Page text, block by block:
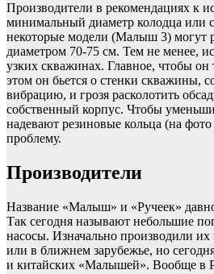
Производители в рекомендациях к
минимальный диаметр колодца
некоторые модели (Малыш 3) могут
диаметром 70-75 см. Тем не менее,
узких скважинах. Главное, чтобы
этом он бьется о стенки скважины,
вибрацию, и грозя расколотить
собственный корпус. Чтобы
надевают резиновые кольца (на
проблему.
Производители
Название «Малыш» и «Ручеек»
Так сегодня называют небольшие
насосы. Изначально производили
или в ближнем зарубежье, но
и китайских «Малышей». Вообще в